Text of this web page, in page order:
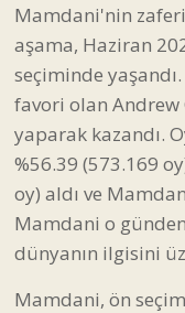
Mamdani'nin
aşama, Haziran
seçiminde
favori olan
yaparak kazandı.
%56.39 (573.169
oy) aldı ve
Mamdani o
dünyanın ilgisini
Mamdani, ön